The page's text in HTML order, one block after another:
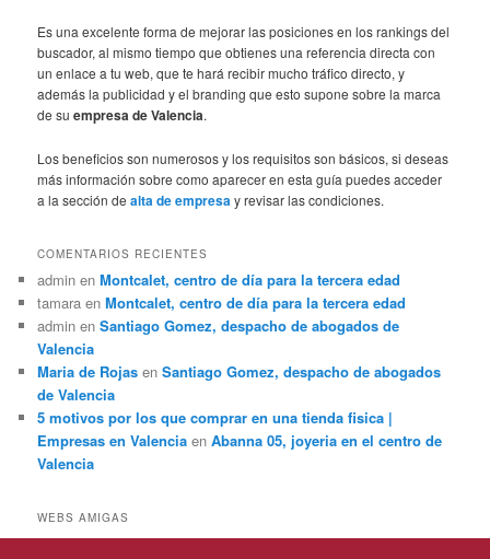
Es una excelente forma de mejorar las posiciones en los rankings del
buscador, al mismo tiempo que obtienes una referencia directa con
un enlace a tu web, que te hará recibir mucho tráfico directo, y
además la publicidad y el branding que esto supone sobre la marca
de suempresa de Valencia.
Los beneficios son numerosos y los requisitos son básicos, si deseas
más información sobre como aparecer en esta guía puedes acceder
a la sección dealta de empresay revisar las condiciones.
COMENTARIOS RECIENTES
admin enMontcalet, centro de día para la tercera edad
tamara enMontcalet, centro de día para la tercera edad
admin enSantiago Gomez, despacho de abogados de
Valencia
Maria de Rojas enSantiago Gomez, despacho de abogados
de Valencia
5 motivos por los que comprar en una tienda fisica |
Empresas en Valencia enAbanna 05, joyeria en el centro de
Valencia
WEBS AMIGAS